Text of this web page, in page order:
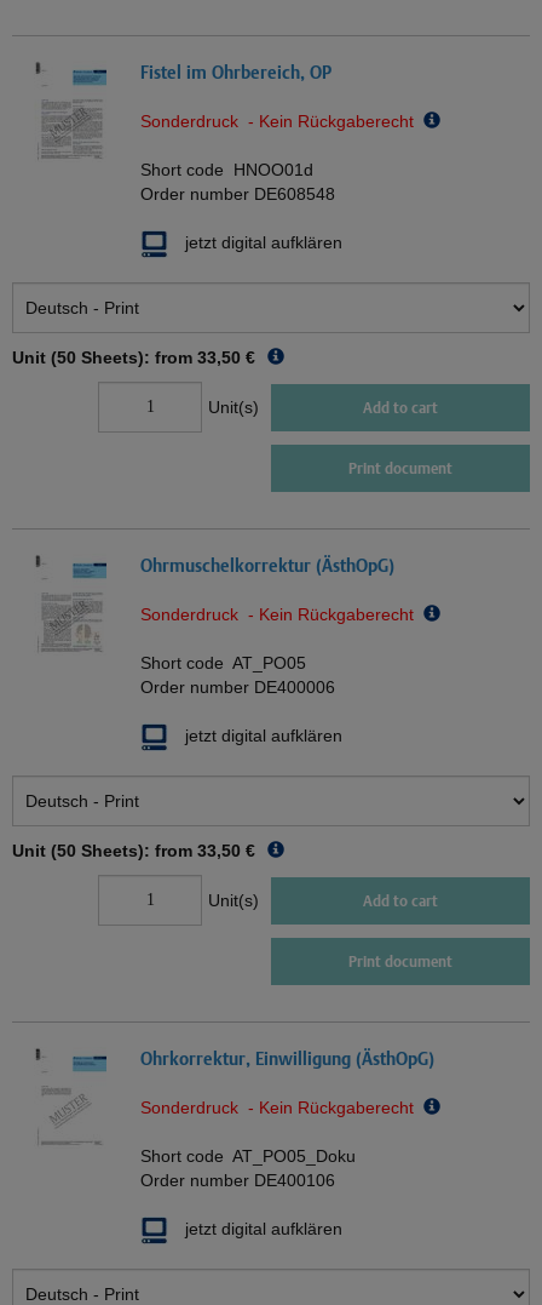
Fistel im Ohrbereich, OP
Sonderdruck - Kein Rückgaberecht
Short code HNOO01d
Order number DE608548
jetzt digital aufklären
Unit (50 Sheets): from 33,50 €
Unit(s) Add to cart
Print document
Ohrmuschelkorrektur (ÄsthOpG)
Sonderdruck - Kein Rückgaberecht
Short code AT_PO05
Order number DE400006
jetzt digital aufklären
Unit (50 Sheets): from 33,50 €
Unit(s) Add to cart
Print document
Ohrkorrektur, Einwilligung (ÄsthOpG)
Sonderdruck - Kein Rückgaberecht
Short code AT_PO05_Doku
Order number DE400106
jetzt digital aufklären